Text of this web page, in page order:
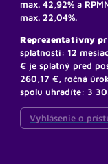
max. 42,92% a
max. 22,04%.
Reprezentatívny
splatnosti: 12
€ je splatný pred
260,17 €, ročná
spolu uhradíte: 3
Vyhlásenie o